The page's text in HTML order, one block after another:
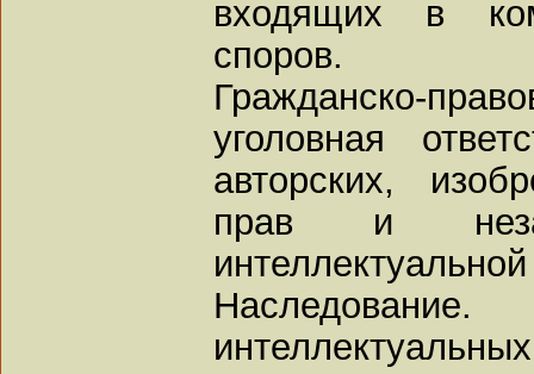
входящих в
споров.
Гражданско-
уголовная
авторских,
прав и